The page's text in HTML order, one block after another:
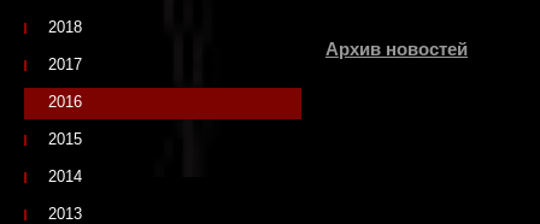
Архив новостей
2018
2017
2016
2015
2014
2013